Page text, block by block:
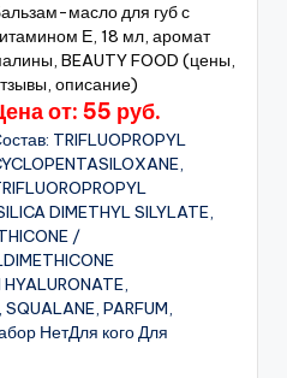
масло для губ с
Е, 18 мл, аромат
BEAUTY FOOD (цены,
описание)
от: 55 руб.
TRIFLUOPROPYL
DIMETHYL SILYLATE,
/
PARFUM,
НетДля кого Для